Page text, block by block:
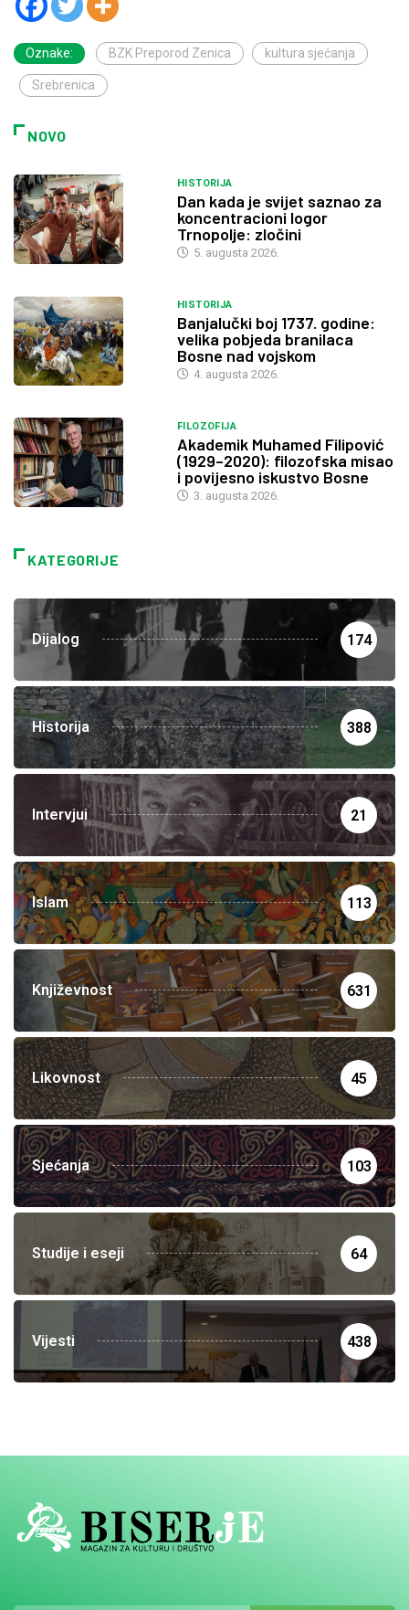
Oznake: BZK Preporod Zenica kultura sjećanja
Srebrenica
NOVO
HISTORIJA
Dan kada je svijet saznao za
koncentracioni logor
Trnopolje: zločini
5. augusta 2026.
HISTORIJA
Banjalučki boj 1737. godine:
velika pobjeda branilaca
Bosne nad vojskom
4. augusta 2026.
FILOZOFIJA
Akademik Muhamed Filipović
(1929–2020): filozofska misao
i povijesno iskustvo Bosne
3. augusta 2026.
KATEGORIJE
Dijalog 174
Historija 388
Intervjui 21
Islam 113
Književnost 631
Likovnost 45
Sjećanja 103
Studije i eseji 64
Vijesti 438